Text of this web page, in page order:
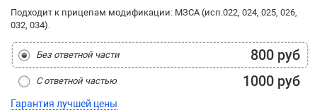
Подходит к прицепам модификации: МЗСА (исп.022, 024, 025, 026,
032, 034).
Без ответной части 800 руб
С ответной частью 1000 руб
Гарантия лучшей цены